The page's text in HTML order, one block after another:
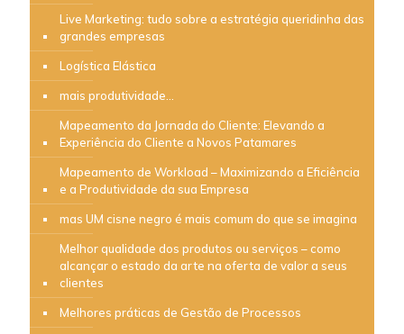
Live Marketing: tudo sobre a estratégia queridinha das
grandes empresas
Logística Elástica
mais produtividade…
Mapeamento da Jornada do Cliente: Elevando a
Experiência do Cliente a Novos Patamares
Mapeamento de Workload – Maximizando a Eficiência
e a Produtividade da sua Empresa
mas UM cisne negro é mais comum do que se imagina
Melhor qualidade dos produtos ou serviços – como
alcançar o estado da arte na oferta de valor a seus
clientes
Melhores práticas de Gestão de Processos